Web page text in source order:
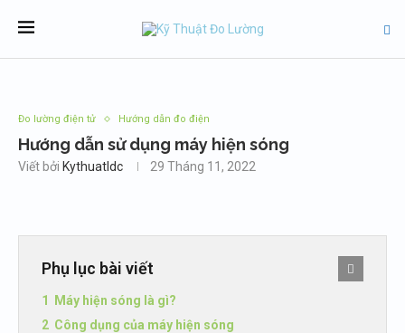
Đo lường điện tử Hướng dẫn đo điện
Hướng dẫn sử dụng máy hiện sóng
Viết bởi Kythuatldc 29 Tháng 11, 2022
Phụ lục bài viết
Máy hiện sóng là gì?
Công dụng của máy hiện sóng